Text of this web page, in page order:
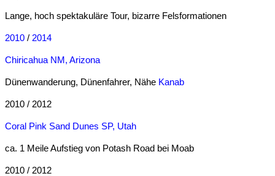
Lange, hoch spektakuläre Tour, bizarre Felsformationen
2010 / 2014
Chiricahua NM, Arizona
Dünenwanderung, Dünenfahrer, Nähe Kanab
2010 / 2012
Coral Pink Sand Dunes SP, Utah
ca. 1 Meile Aufstieg von Potash Road bei Moab
2010 / 2012